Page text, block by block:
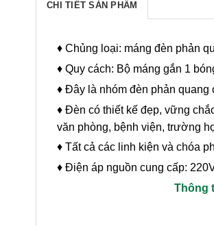
CHI TIẾT SẢN PHẨM
♦ Chủng loại: máng đèn phản
♦ Quy cách: Bộ máng gắn 1
♦ Đây là nhóm đèn phản
♦ Đèn có thiết kế đẹp, vững
văn phòng, bệnh viện, trường
♦ Tất cả các linh kiện và chóa
♦ Điện áp nguồn cung cấp:
Thông